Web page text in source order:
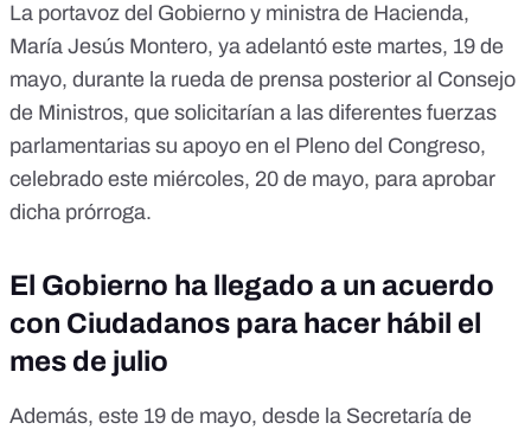
La portavoz del Gobierno y ministra de Hacienda,
María Jesús Montero, ya adelantó este martes, 19 de
mayo, durante la rueda de prensa posterior al Consejo
de Ministros, que solicitarían a las diferentes fuerzas
parlamentarias su apoyo en el Pleno del Congreso,
celebrado este miércoles, 20 de mayo, para aprobar
dicha prórroga.
El Gobierno ha llegado a un acuerdo
con Ciudadanos para hacer hábil el
mes de julio
Además, este 19 de mayo, desde la Secretaría de